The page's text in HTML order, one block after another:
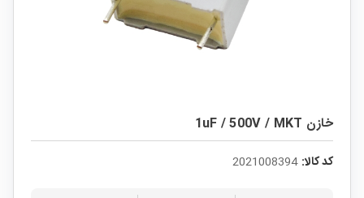
خازن 1uF / 500V / MKT
کد کالا: 2021008394